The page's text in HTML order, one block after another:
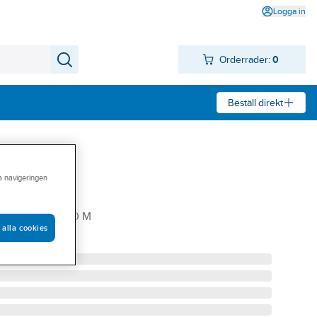
Logga in
Orderrader: 0
Beställ direkt
M. 12 CM X 10 M
navigeringen
alla cookies